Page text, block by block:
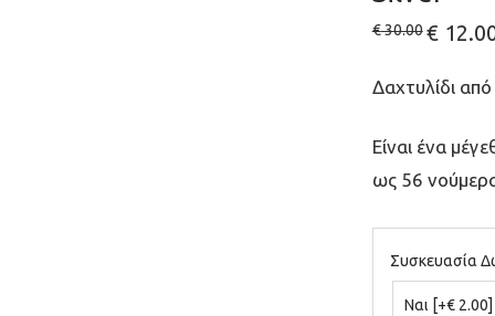
€30.00 Original
price
€ 30.00.
€
Δαχτυλίδι
Είναι ένα
ως 56
Συσκευασία
Ναι [+€ 2.00]